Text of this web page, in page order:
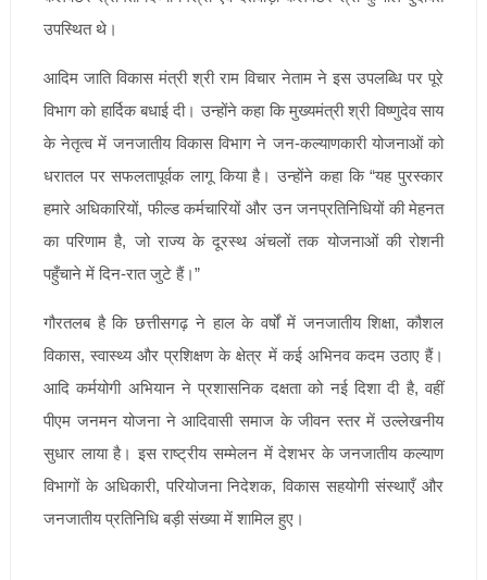
उपस्थित थे।
आदिम जाति विकास मंत्री श्री राम विचार नेताम ने इस उपलब्धि पर पूरे
विभाग को हार्दिक बधाई दी। उन्होंने कहा कि मुख्यमंत्री श्री विष्णुदेव साय
के नेतृत्व में जनजातीय विकास विभाग ने जन-कल्याणकारी योजनाओं को
धरातल पर सफलतापूर्वक लागू किया है। उन्होंने कहा कि “यह पुरस्कार
हमारे अधिकारियों, फील्ड कर्मचारियों और उन जनप्रतिनिधियों की मेहनत
का परिणाम है, जो राज्य के दूरस्थ अंचलों तक योजनाओं की रोशनी
पहुँचाने में दिन-रात जुटे हैं।”
गौरतलब है कि छत्तीसगढ़ ने हाल के वर्षों में जनजातीय शिक्षा, कौशल
विकास, स्वास्थ्य और प्रशिक्षण के क्षेत्र में कई अभिनव कदम उठाए हैं।
आदि कर्मयोगी अभियान ने प्रशासनिक दक्षता को नई दिशा दी है, वहीं
पीएम जनमन योजना ने आदिवासी समाज के जीवन स्तर में उल्लेखनीय
सुधार लाया है। इस राष्ट्रीय सम्मेलन में देशभर के जनजातीय कल्याण
विभागों के अधिकारी, परियोजना निदेशक, विकास सहयोगी संस्थाएँ और
जनजातीय प्रतिनिधि बड़ी संख्या में शामिल हुए।